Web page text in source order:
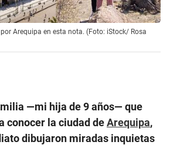
Arequipa en esta nota. (Foto: iStock/ Rosa
—mi hija de 9 años— que
conocer la ciudad deArequipa,
dibujaron miradas inquietas